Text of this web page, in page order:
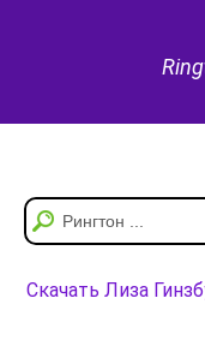
Скачать Лиза